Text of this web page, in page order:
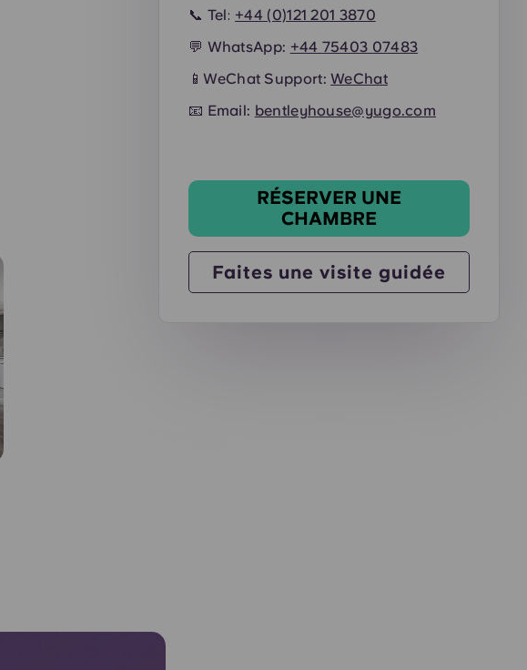
📞 Tel: +44 (0)121 201 3870
💬 WhatsApp: +44 75403 07483
📱WeChat Support: WeChat
📧 Email: bentleyhouse@yugo.com
RÉSERVER UNE
CHAMBRE
Faites une visite guidée